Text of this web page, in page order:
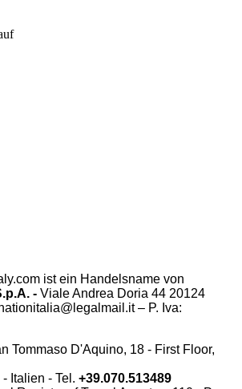
ist ein Handelsname von
- Viale Andrea Doria 44 20124
– P. Iva:
Tommaso D'Aquino, 18 - First Floor,
Italien - Tel. +39.070.513489